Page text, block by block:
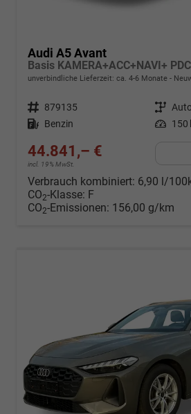
Audi A5 Avant
unverbindliche Lieferzeit: ca. 4-6 Monate
Fahrzeugnr. 879135 Getriebe
Kraftstoff Benzin Leistung 150
44.841,– €
incl. 19% MwSt.
Verbrauch kombiniert: 6,90 l/
CO2-Klasse: F
CO2-Emissionen: 156,00 g/km